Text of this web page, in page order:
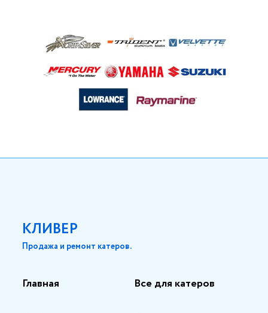
КЛИВЕР
Продажа и ремонт катеров.
Главная Все для катеров